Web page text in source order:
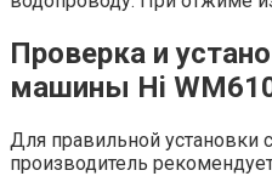
Проверка и
машины Hi
Для правильной установки
производитель